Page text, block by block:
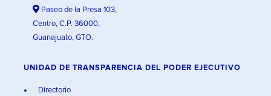
Paseo de la Presa 103,
Centro, C.P. 36000,
Guanajuato, GTO.
UNIDAD DE TRANSPARENCIA DEL PODER EJECUTIVO
Directorio